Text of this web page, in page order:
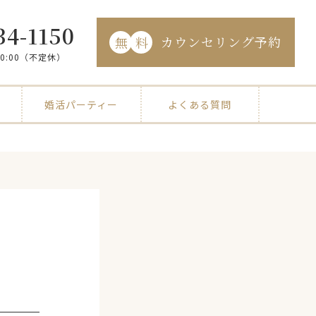
1150
（不定休）
カウンセリング予約
無 料
婚活パーティー よくある質問